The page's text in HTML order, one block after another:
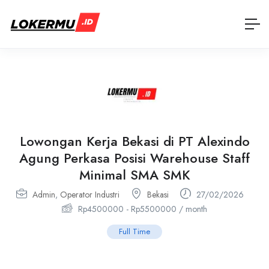
Lowongan Kerja Bekasi di PT Alexindo
Agung Perkasa Posisi Warehouse Staff
Minimal SMA SMK
Admin, Operator Industri Bekasi
27/02/2026
Rp4500000 - Rp5500000 / month
Full Time